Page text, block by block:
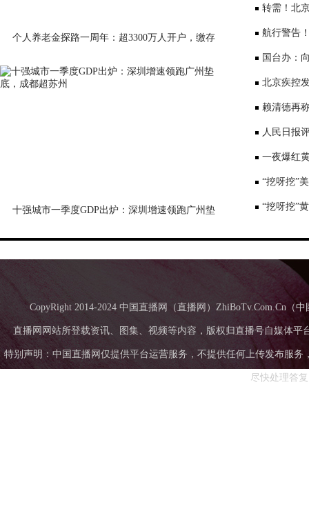
个人养老金探路一周年：超3300万人开户，缴存
十强城市一季度GDP出炉：深圳增速领跑广州垫
序竞争仍是
转需！北
公布
航行警告
国台办：
表达深切哀
北京疾控
景要戴口罩
赖清德再
国台办回应
人民日报
一夜爆红
师：或涉嫌
“挖呀挖”
“挖呀挖”
CopyRight 2014-2024 中国直播网（直播网）ZhiBoTv.Com.Cn（
直播网网站所登载资讯、图集、视频等内容，版权归直播号自媒体
特别声明：中国直播网仅提供平台运营服务，不提供任何上传发布服务
尽快处理答